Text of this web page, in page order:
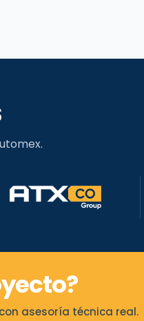
asesoría técnica real.